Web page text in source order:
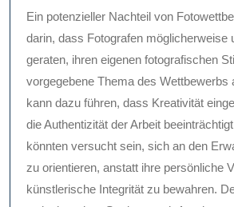
Ein potenzieller Nachteil von
darin, dass Fotografen möglicherweise
geraten, ihren eigenen fotografischen
vorgegebene Thema des Wettbewerbs
kann dazu führen, dass Kreativität
die Authentizität der Arbeit
könnten versucht sein, sich an den
zu orientieren, anstatt ihre persönliche
künstlerische Integrität zu bewahren.